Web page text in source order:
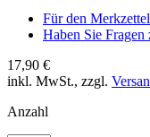
Für den
Haben Sie Fragen
17,90 €
inkl. MwSt., zzgl.
Anzahl